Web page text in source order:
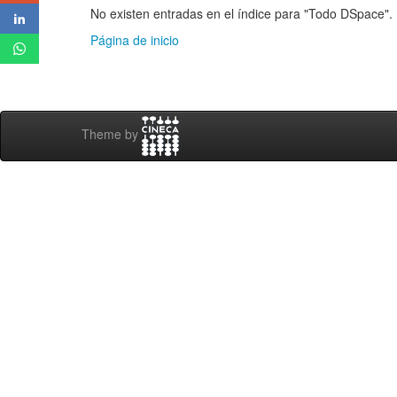
No existen entradas en el índice para "Todo DSpace".
Página de inicio
Theme by